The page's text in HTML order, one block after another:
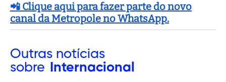
📲 Clique aqui para fazer parte do novo
canal da Metropole no WhatsApp.
Outras notícias
sobre
Internacional